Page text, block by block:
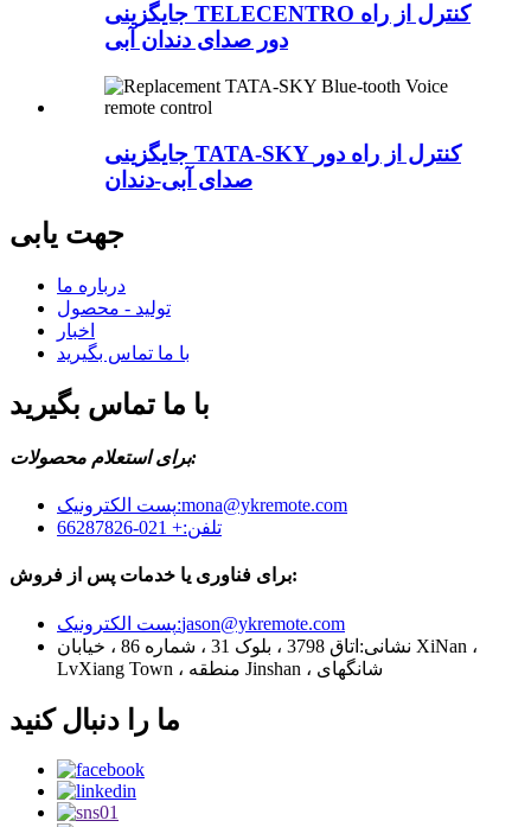
جایگزینی TELECENTRO کنترل از راه
دور صدای دندان آبی
جایگزینی TATA-SKY کنترل از راه دور
صدای آبی-دندان
جهت یابی
درباره ما
تولید - محصول
اخبار
با ما تماس بگیرید
با ما تماس بگیرید
برای استعلام محصولات:
پست الکترونیک:mona@ykremote.com
تلفن:+ 021-66287826
برای فناوری یا خدمات پس از فروش:
پست الکترونیک:jason@ykremote.com
نشانی:
اتاق 3798 ، بلوک 31 ، شماره 86 ، خیابان XiNan ،
LvXiang Town ، منطقه Jinshan ، شانگهای
ما را دنبال کنید